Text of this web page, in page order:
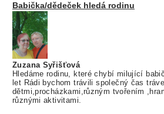
Babička/dědeček hledá rodinu
Zuzana Syřišťová
Hledáme rodinu, které chybí milující
let Rádi bychom trávili společný čas
dětmi,procházkami,různým tvořením
různými aktivitami.